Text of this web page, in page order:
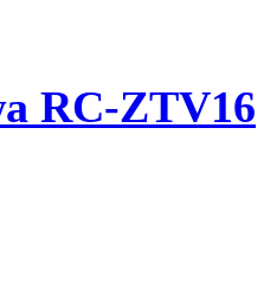
RC-ZTV16